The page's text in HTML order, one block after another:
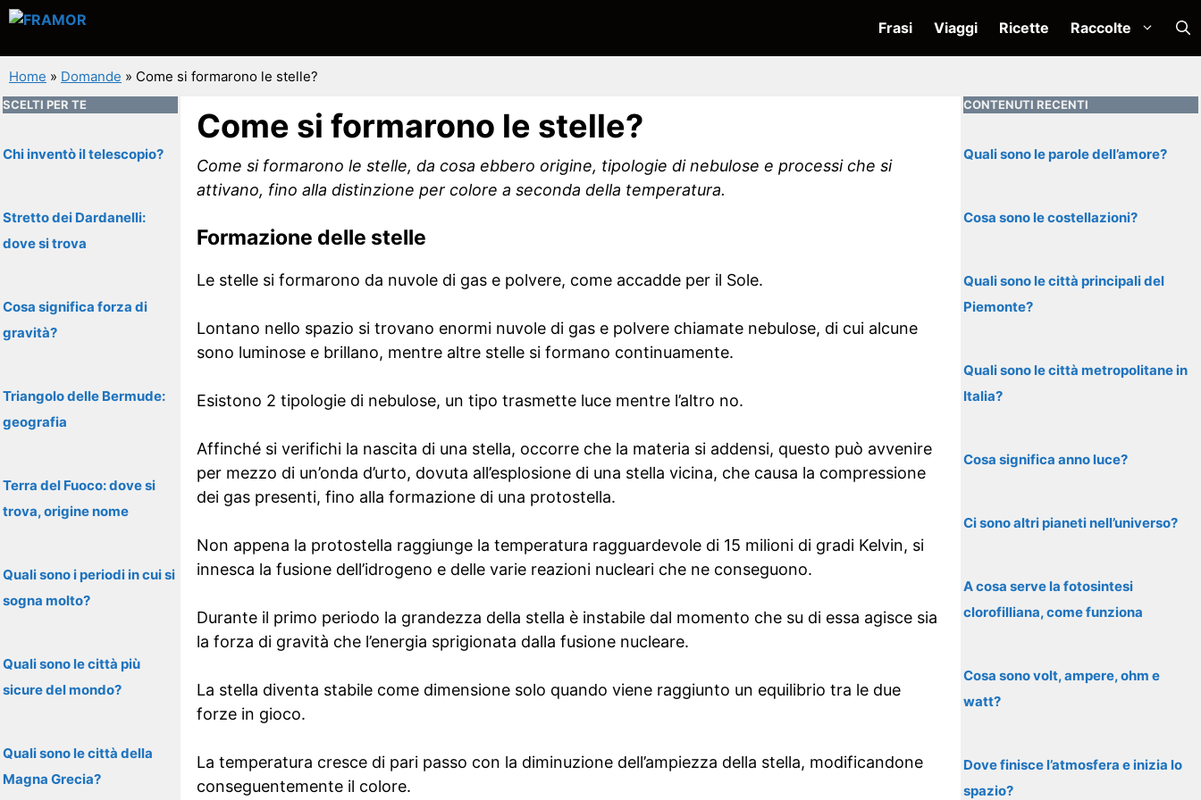
Vai
contenuto
Frasi Viaggi Ricette Raccolte
Home » Domande » Come si formarono le stelle?
Come si formarono le stelle?
Come si formarono le stelle, da cosa ebbero origine, tipologie di nebulose e processi che si
attivano, fino alla distinzione per colore a seconda della temperatura.
Formazione delle stelle
Le stelle si formarono da nuvole di gas e polvere, come accadde per il Sole.
Lontano nello spazio si trovano enormi nuvole di gas e polvere chiamate nebulose, di cui alcune
sono luminose e brillano, mentre altre stelle si formano continuamente.
Esistono 2 tipologie di nebulose, un tipo trasmette luce mentre l’altro no.
Affinché si verifichi la nascita di una stella, occorre che la materia si addensi, questo può avvenire
per mezzo di un’onda d’urto, dovuta all’esplosione di una stella vicina, che causa la compressione
dei gas presenti, fino alla formazione di una protostella.
Non appena la protostella raggiunge la temperatura ragguardevole di 15 milioni di gradi Kelvin, si
innesca la fusione dell’idrogeno e delle varie reazioni nucleari che ne conseguono.
Durante il primo periodo la grandezza della stella è instabile dal momento che su di essa agisce sia
la forza di gravità che l’energia sprigionata dalla fusione nucleare.
La stella diventa stabile come dimensione solo quando viene raggiunto un equilibrio tra le due
forze in gioco.
La temperatura cresce di pari passo con la diminuzione dell’ampiezza della stella, modificandone
conseguentemente il colore.
SCELTI PER TE
Chi inventò il telescopio?
Stretto dei Dardanelli:
dove si trova
Cosa significa forza di
gravità?
Triangolo delle Bermude:
geografia
Terra del Fuoco: dove si
trova, origine nome
Quali sono i periodi in cui si
sogna molto?
Quali sono le città più
sicure del mondo?
Quali sono le città della
Magna Grecia?
CONTENUTI RECENTI
Quali sono le parole dell’amore?
Cosa sono le costellazioni?
Quali sono le città principali del
Piemonte?
Quali sono le città metropolitane in
Italia?
Cosa significa anno luce?
Ci sono altri pianeti nell’universo?
A cosa serve la fotosintesi
clorofilliana, come funziona
Cosa sono volt, ampere, ohm e
watt?
Dove finisce l’atmosfera e inizia lo
spazio?